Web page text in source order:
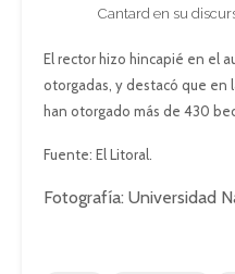
Cantard en su
El rector hizo hincapié en el
otorgadas, y destacó que en
han otorgado más de 430
Fuente: El Litoral.
Fotografía: Universidad